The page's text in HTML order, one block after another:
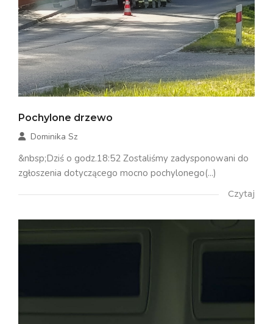
Pochylone drzewo
Dominika Sz
&nbsp;Dziś o godz.18:52 Zostaliśmy zadysponowani do
zgłoszenia dotyczącego mocno pochylonego(...)
Czytaj